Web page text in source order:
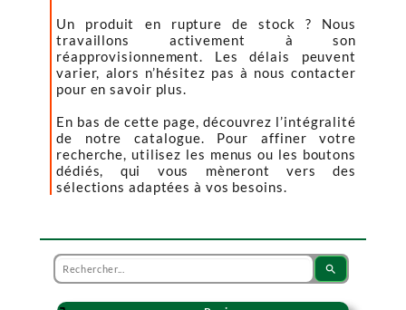
Un produit en rupture de stock ? Nous
travaillons activement à son
réapprovisionnement. Les délais peuvent
varier, alors n’hésitez pas à nous contacter
pour en savoir plus.
En bas de cette page, découvrez l’intégralité
de notre catalogue. Pour affiner votre
recherche, utilisez les menus ou les boutons
dédiés, qui vous mèneront vers des
sélections adaptées à vos besoins.
search